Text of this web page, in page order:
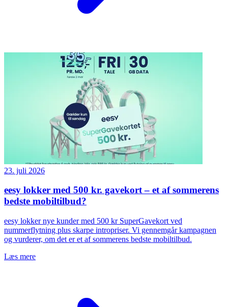
23. juli 2026
eesy lokker med 500 kr. gavekort – et af sommerens
bedste mobiltilbud?
eesy lokker nye kunder med 500 kr SuperGavekort ved
nummerflytning plus skarpe intropriser. Vi gennemgår kampagnen
og vurderer, om det er et af sommerens bedste mobiltilbud.
Læs mere